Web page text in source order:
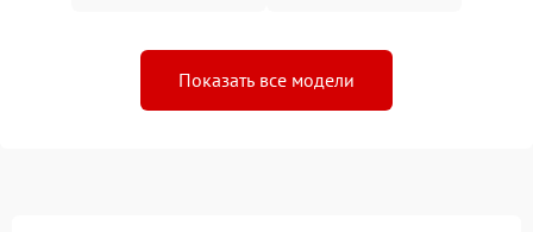
Показать все модели